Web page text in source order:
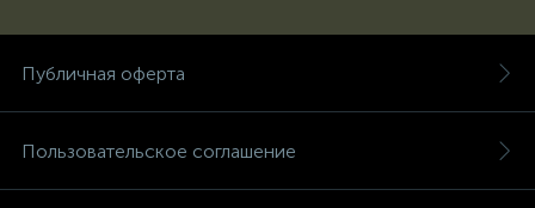
Публичная оферта
Пользовательское соглашение